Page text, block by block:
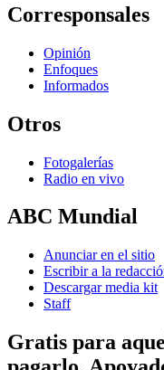
Corresponsales
Opinión
Enfoques
Informados
Otros
Fotogalerías
Radio en vivo
ABC Mundial
Anunciar en el sitio
Escribir a la
Descargar media kit
Staff
Gratis para